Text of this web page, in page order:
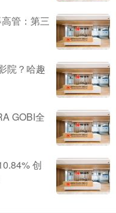
管：第三
院？哈趣
GOBI全
创